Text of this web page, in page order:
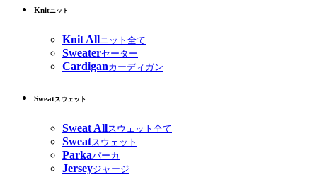
Knitニット
Knit Allニット全て
Sweaterセーター
Cardiganカーディガン
Sweatスウェット
Sweat Allスウェット全て
Sweatスウェット
Parkaパーカ
Jerseyジャージ